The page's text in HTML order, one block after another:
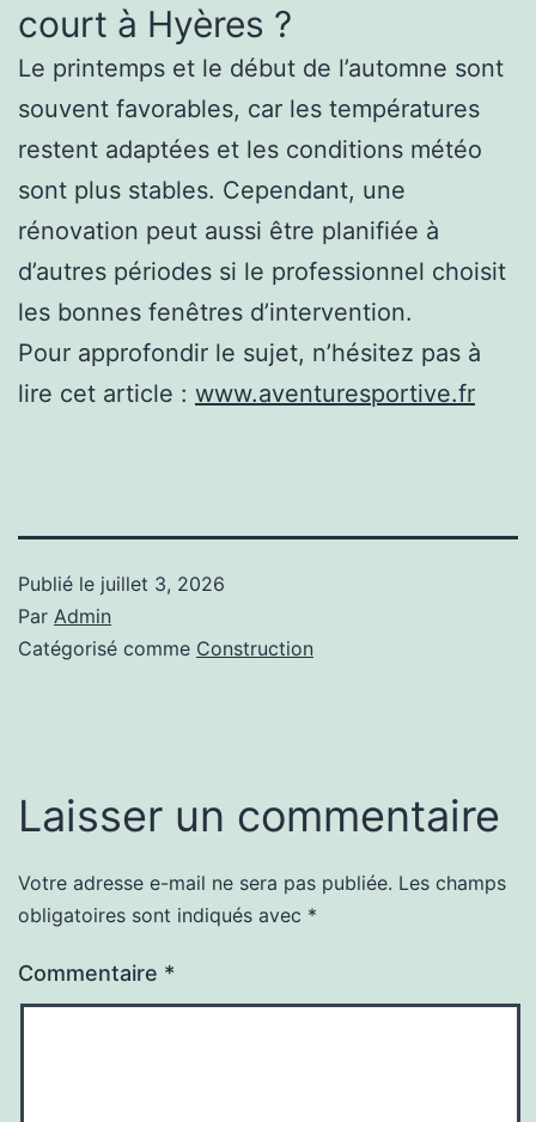
court à Hyères ?
Le printemps et le début de l’automne sont
souvent favorables, car les températures
restent adaptées et les conditions météo
sont plus stables. Cependant, une
rénovation peut aussi être planifiée à
d’autres périodes si le professionnel choisit
les bonnes fenêtres d’intervention.
Pour approfondir le sujet, n’hésitez pas à
lire cet article : www.aventuresportive.fr
Publié le juillet 3, 2026
Par Admin
Catégorisé comme Construction
Laisser un commentaire
Votre adresse e-mail ne sera pas publiée. Les champs
obligatoires sont indiqués avec *
Commentaire *
Alternative: